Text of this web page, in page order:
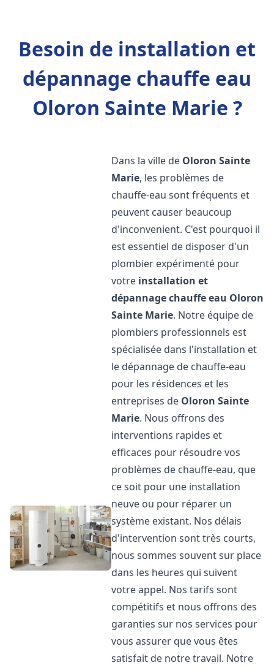
Besoin de installation et
dépannage chauffe eau
Oloron Sainte Marie ?
Dans la ville de Oloron Sainte
Marie, les problèmes de
chauffe-eau sont fréquents et
peuvent causer beaucoup
d'inconvenient. C'est pourquoi il
est essentiel de disposer d'un
plombier expérimenté pour
votre installation et
dépannage chauffe eau Oloron
Sainte Marie. Notre équipe de
plombiers professionnels est
spécialisée dans l'installation et
le dépannage de chauffe-eau
pour les résidences et les
entreprises de Oloron Sainte
Marie. Nous offrons des
interventions rapides et
efficaces pour résoudre vos
problèmes de chauffe-eau, que
ce soit pour une installation
neuve ou pour réparer un
système existant. Nos délais
d'intervention sont très courts,
nous sommes souvent sur place
dans les heures qui suivent
votre appel. Nos tarifs sont
compétitifs et nous offrons des
garanties sur nos services pour
vous assurer que vous êtes
satisfait de notre travail. Notre